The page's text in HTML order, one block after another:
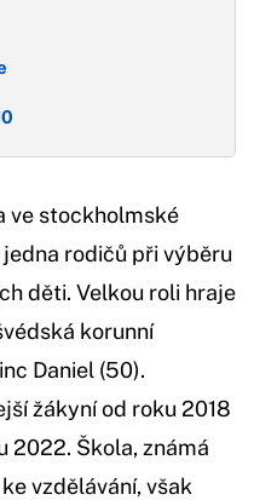
ve stockholmské
rodičů při výběru
děti. Velkou roli hraje
korunní
Daniel (50).
žákyní od roku 2018
2022. Škola, známá
vzdělávání, však